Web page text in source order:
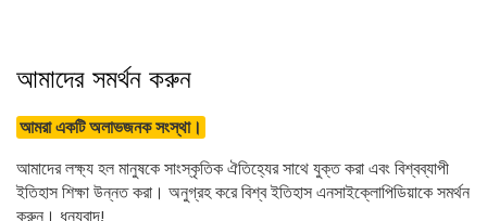
আমাদের সমর্থন করুন
আমরা একটি অলাভজনক সংস্থা।
আমাদের লক্ষ্য হল মানুষকে সাংস্কৃতিক ঐতিহ্যের সাথে যুক্ত করা এবং বিশ্বব্যাপী
ইতিহাস শিক্ষা উন্নত করা। অনুগ্রহ করে বিশ্ব ইতিহাস এনসাইক্লোপিডিয়াকে সমর্থন
করুন। ধন্যবাদ!